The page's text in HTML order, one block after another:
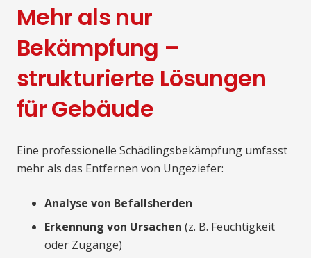
Mehr als nur
Bekämpfung –
strukturierte Lösungen
für Gebäude
Eine professionelle Schädlingsbekämpfung umfasst
mehr als das Entfernen von Ungeziefer:
Analyse von Befallsherden
Erkennung von Ursachen (z. B. Feuchtigkeit
oder Zugänge)